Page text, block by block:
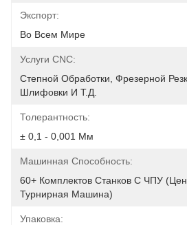
Экспорт:
Во Всем Мире
Услуги CNC:
Степной Обработки, Фрезерной
Шлифовки И Т.д.
Толерантность:
± 0,1 - 0,001 Мм
Машинная Способность:
60+ Комплектов Станков С ЧПУ
Турнирная Машина)
Упаковка: